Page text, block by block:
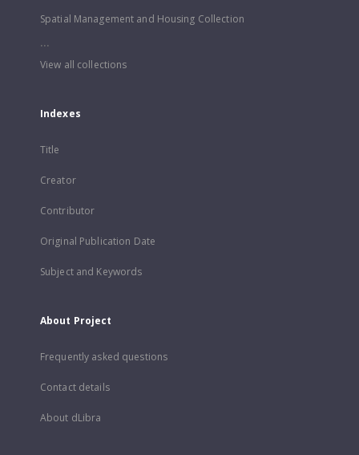
Spatial Management and Housing Collection
...
View all collections
Indexes
Title
Creator
Contributor
Original Publication Date
Subject and Keywords
About Project
Frequently asked questions
Contact details
About dLibra